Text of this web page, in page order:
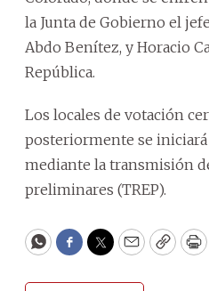
la Junta de Gobierno el
Abdo Benítez, y Horacio
República.
Los locales de votación
posteriormente se
mediante la transmisión
preliminares (TREP).
WhatsApp
Facebook
Twitter
EmailCopy